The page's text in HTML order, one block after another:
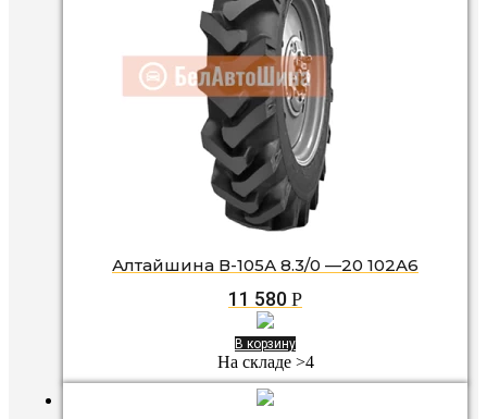
Алтайшина В-105А 8.3/0 —20 102A6
11 580 Р
В корзину
На складе >4